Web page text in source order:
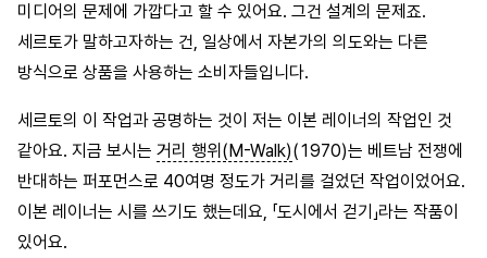
미디어의 문제에 가깝다고 할 수 있어요. 그건 설계의 문제죠.
세르토가 말하고자하는 건, 일상에서 자본가의 의도와는 다른
방식으로 상품을 사용하는 소비자들입니다.
세르토의 이 작업과 공명하는 것이 저는 이본 레이너의 작업인 것
같아요. 지금 보시는 거리 행위(M-Walk)(1970)는 베트남 전쟁에
반대하는 퍼포먼스로 40여명 정도가 거리를 걸었던 작업이었어요.
이본 레이너는 시를 쓰기도 했는데요, 「도시에서 걷기」라는 작품이
있어요.